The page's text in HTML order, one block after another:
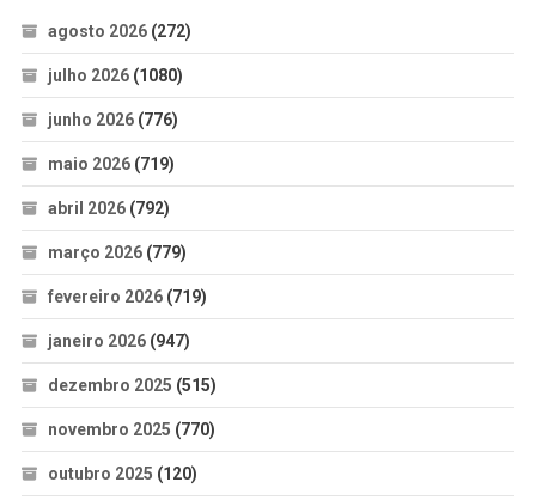
agosto 2026(272)
julho 2026(1080)
junho 2026(776)
maio 2026(719)
abril 2026(792)
março 2026(779)
fevereiro 2026(719)
janeiro 2026(947)
dezembro 2025 (515)
novembro 2025 (770)
outubro 2025 (120)